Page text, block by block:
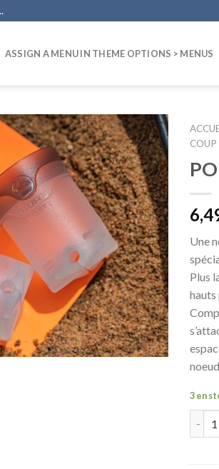
ASSIGN A MENU IN THEME OPTIONS > MENUS
COUP
Une
Plus
hauts
3 en